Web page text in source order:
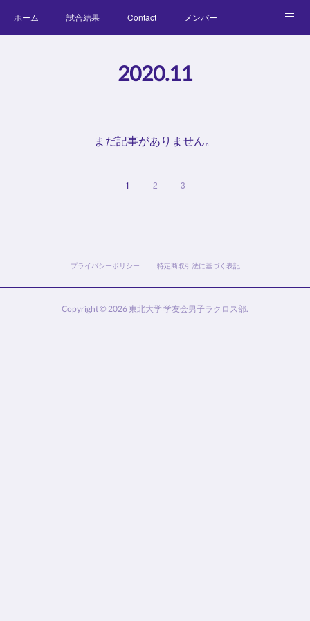
ホーム 試合結果 Contact メンバー
2020.11
まだ記事がありません。
1 2 3
プライバシーポリシー 特定商取引法に基づく表記
Copyright © 2026 東北大学 学友会男子ラクロス部.